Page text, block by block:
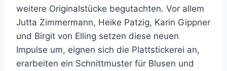
weitere Originalstücke begutachten. Vor allem
Jutta Zimmermann, Heike Patzig, Karin Gippner
und Birgit von Elling setzen diese neuen
Impulse um, eignen sich die Plattstickerei an,
erarbeiten ein Schnittmuster für Blusen und